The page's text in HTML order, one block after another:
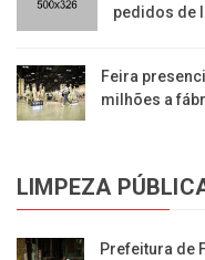
pedidos de
Feira
milhões a
LIMPEZA
Prefeitura de